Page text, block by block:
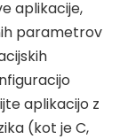
aplikacije,
parametrov
aplikacijo z
(kot je C,